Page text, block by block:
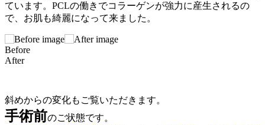
ています。PCLの働きでコラーゲンが強力に産生されるの
で、お肌も綺麗になって来ました。
Before
After
斜めからの変化もご覧いただきます。
手術前のご状態です。